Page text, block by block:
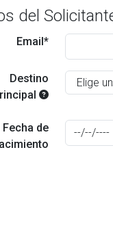
del
Email*
Destino
Fecha de